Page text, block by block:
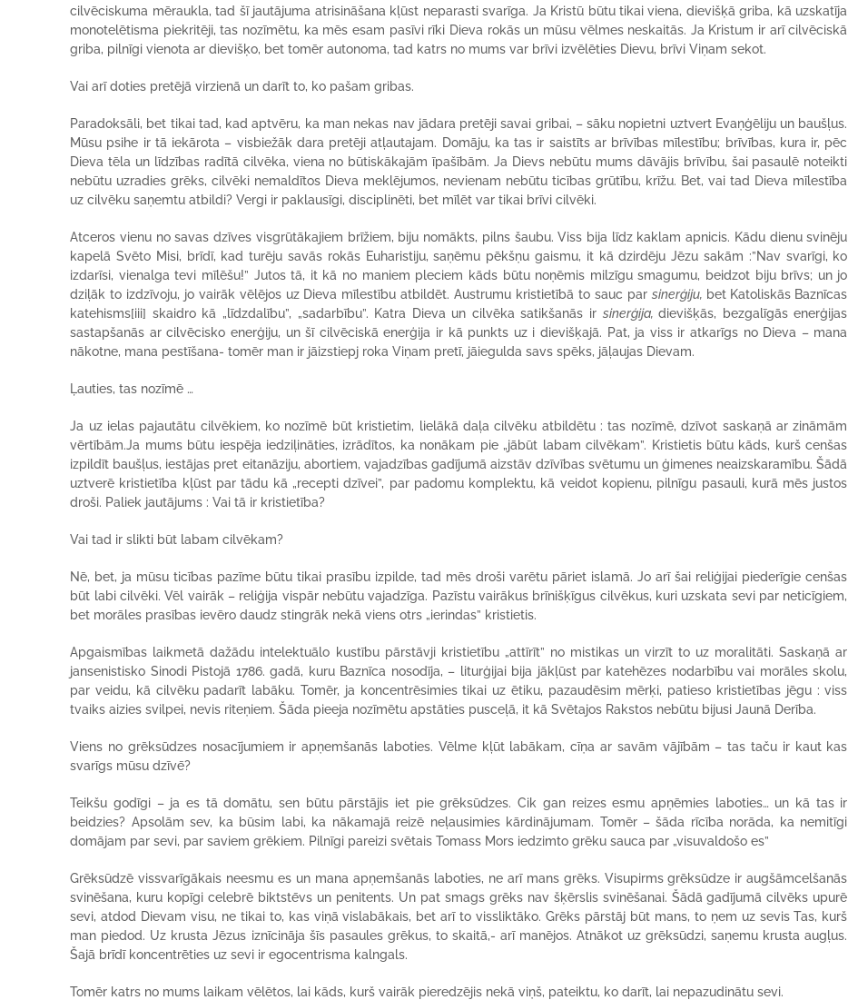
cilvēciskuma mēraukla, tad šī jautājuma atrisināšana kļūst neparasti svarīga. Ja Kristū būtu tikai viena, dievišķā griba, kā uzskatīja
monotelētisma piekritēji, tas nozīmētu, ka mēs esam pasīvi rīki Dieva rokās un mūsu vēlmes neskaitās. Ja Kristum ir arī cilvēciskā
griba, pilnīgi vienota ar dievišķo, bet tomēr autonoma, tad katrs no mums var brīvi izvēlēties Dievu, brīvi Viņam sekot.
Vai arī doties pretējā virzienā un darīt to, ko pašam gribas.
Paradoksāli, bet tikai tad, kad aptvēru, ka man nekas nav jādara pretēji savai gribai, – sāku nopietni uztvert Evaņģēliju un baušļus.
Mūsu psihe ir tā iekārota – visbiežāk dara pretēji atļautajam. Domāju, ka tas ir saistīts ar brīvības mīlestību; brīvības, kura ir, pēc
Dieva tēla un līdzības radītā cilvēka, viena no būtiskākajām īpašībām. Ja Dievs nebūtu mums dāvājis brīvību, šai pasaulē noteikti
nebūtu uzradies grēks, cilvēki nemaldītos Dieva meklējumos, nevienam nebūtu ticības grūtību, krīžu. Bet, vai tad Dieva mīlestība
uz cilvēku saņemtu atbildi? Vergi ir paklausīgi, disciplinēti, bet mīlēt var tikai brīvi cilvēki.
Atceros vienu no savas dzīves visgrūtākajiem brīžiem, biju nomākts, pilns šaubu. Viss bija līdz kaklam apnicis. Kādu dienu svinēju
kapelā Svēto Misi, brīdī, kad turēju savās rokās Euharistiju, saņēmu pēkšņu gaismu, it kā dzirdēju Jēzu sakām :”Nav svarīgi, ko
izdarīsi, vienalga tevi mīlēšu!” Jutos tā, it kā no maniem pleciem kāds būtu noņēmis milzīgu smagumu, beidzot biju brīvs; un jo
dziļāk to izdzīvoju, jo vairāk vēlējos uz Dieva mīlestību atbildēt. Austrumu kristietībā to sauc par sinerģiju, bet Katoliskās Baznīcas
katehisms[iii] skaidro kā „līdzdalību”, „sadarbību”. Katra Dieva un cilvēka satikšanās ir sinerģija,dievišķās, bezgalīgās enerģijas
sastapšanās ar cilvēcisko enerģiju, un šī cilvēciskā enerģija ir kā punkts uz i dievišķajā. Pat, ja viss ir atkarīgs no Dieva – mana
nākotne, mana pestīšana- tomēr man ir jāizstiepj roka Viņam pretī, jāiegulda savs spēks, jāļaujas Dievam.
Ļauties, tas nozīmē …
Ja uz ielas pajautātu cilvēkiem, ko nozīmē būt kristietim, lielākā daļa cilvēku atbildētu : tas nozīmē, dzīvot saskaņā ar zināmām
vērtībām.Ja mums būtu iespēja iedziļināties, izrādītos, ka nonākam pie „jābūt labam cilvēkam”. Kristietis būtu kāds, kurš cenšas
izpildīt baušļus, iestājas pret eitanāziju, abortiem, vajadzības gadījumā aizstāv dzīvības svētumu un ģimenes neaizskaramību. Šādā
uztverē kristietība kļūst par tādu kā „recepti dzīvei”, par padomu komplektu, kā veidot kopienu, pilnīgu pasauli, kurā mēs justos
droši. Paliek jautājums : Vai tā ir kristietība?
Vai tad ir slikti būt labam cilvēkam?
Nē, bet, ja mūsu ticības pazīme būtu tikai prasību izpilde, tad mēs droši varētu pāriet islamā. Jo arī šai reliģijai piederīgie cenšas
būt labi cilvēki. Vēl vairāk – reliģija vispār nebūtu vajadzīga. Pazīstu vairākus brīnišķīgus cilvēkus, kuri uzskata sevi par neticīgiem,
bet morāles prasības ievēro daudz stingrāk nekā viens otrs „ierindas” kristietis.
Apgaismības laikmetā dažādu intelektuālo kustību pārstāvji kristietību „attīrīt” no mistikas un virzīt to uz moralitāti. Saskaņā ar
jansenistisko Sinodi Pistojā 1786. gadā, kuru Baznīca nosodīja, – liturģijai bija jākļūst par katehēzes nodarbību vai morāles skolu,
par veidu, kā cilvēku padarīt labāku. Tomēr, ja koncentrēsimies tikai uz ētiku, pazaudēsim mērķi, patieso kristietības jēgu : viss
tvaiks aizies svilpei, nevis riteņiem. Šāda pieeja nozīmētu apstāties pusceļā, it kā Svētajos Rakstos nebūtu bijusi Jaunā Derība.
Viens no grēksūdzes nosacījumiem ir apņemšanās laboties. Vēlme kļūt labākam, cīņa ar savām vājībām – tas taču ir kaut kas
svarīgs mūsu dzīvē?
Teikšu godīgi – ja es tā domātu, sen būtu pārstājis iet pie grēksūdzes. Cik gan reizes esmu apņēmies laboties… un kā tas ir
beidzies? Apsolām sev, ka būsim labi, ka nākamajā reizē neļausimies kārdinājumam. Tomēr – šāda rīcība norāda, ka nemitīgi
domājam par sevi, par saviem grēkiem. Pilnīgi pareizi svētais Tomass Mors iedzimto grēku sauca par „visuvaldošo es”
Grēksūdzē vissvarīgākais neesmu es un mana apņemšanās laboties, ne arī mans grēks. Visupirms grēksūdze ir augšāmcelšanās
svinēšana, kuru kopīgi celebrē biktstēvs un penitents. Un pat smags grēks nav šķērslis svinēšanai. Šādā gadījumā cilvēks upurē
sevi, atdod Dievam visu, ne tikai to, kas viņā vislabākais, bet arī to vissliktāko. Grēks pārstāj būt mans, to ņem uz sevis Tas, kurš
man piedod. Uz krusta Jēzus iznīcināja šīs pasaules grēkus, to skaitā,- arī manējos. Atnākot uz grēksūdzi, saņemu krusta augļus.
Šajā brīdī koncentrēties uz sevi ir egocentrisma kalngals.
Tomēr katrs no mums laikam vēlētos, lai kāds, kurš vairāk pieredzējis nekā viņš, pateiktu, ko darīt, lai nepazudinātu sevi.